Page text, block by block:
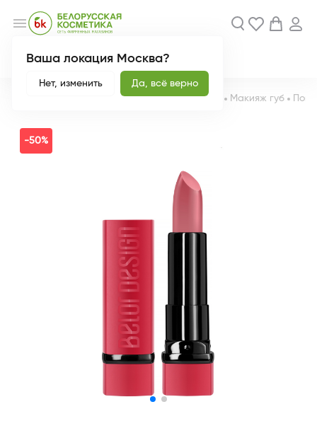
Ваша локация Москва?
Нет, изменить Да, всё верно
menu
Новинки Акции
Декоративная косметика Макияж губ
-50%